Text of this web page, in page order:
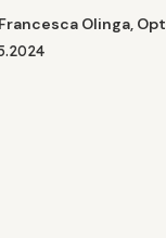
Olinga,